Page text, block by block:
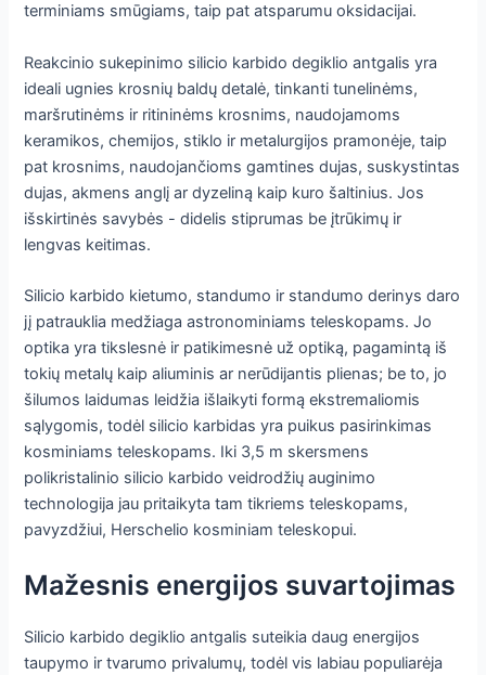
terminiams smūgiams, taip pat atsparumu oksidacijai.
Reakcinio sukepinimo silicio karbido degiklio antgalis yra
ideali ugnies krosnių baldų detalė, tinkanti tunelinėms,
maršrutinėms ir ritininėms krosnims, naudojamoms
keramikos, chemijos, stiklo ir metalurgijos pramonėje, taip
pat krosnims, naudojančioms gamtines dujas, suskystintas
dujas, akmens anglį ar dyzeliną kaip kuro šaltinius. Jos
išskirtinės savybės - didelis stiprumas be įtrūkimų ir
lengvas keitimas.
Silicio karbido kietumo, standumo ir standumo derinys daro
jį patrauklia medžiaga astronominiams teleskopams. Jo
optika yra tikslesnė ir patikimesnė už optiką, pagamintą iš
tokių metalų kaip aliuminis ar nerūdijantis plienas; be to, jo
šilumos laidumas leidžia išlaikyti formą ekstremaliomis
sąlygomis, todėl silicio karbidas yra puikus pasirinkimas
kosminiams teleskopams. Iki 3,5 m skersmens
polikristalinio silicio karbido veidrodžių auginimo
technologija jau pritaikyta tam tikriems teleskopams,
pavyzdžiui, Herschelio kosminiam teleskopui.
Mažesnis energijos suvartojimas
Silicio karbido degiklio antgalis suteikia daug energijos
taupymo ir tvarumo privalumų, todėl vis labiau populiarėja